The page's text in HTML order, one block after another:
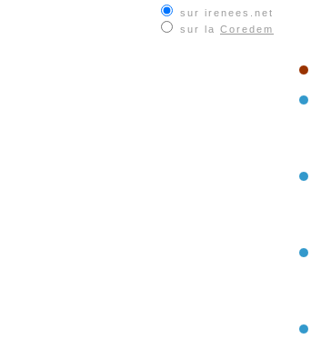
sur irenees.net
sur la Coredem